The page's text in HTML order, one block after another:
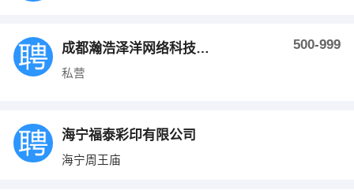
成都瀚浩泽洋网络科技服务有限公司 500-999
私营
海宁福泰彩印有限公司
海宁周王庙